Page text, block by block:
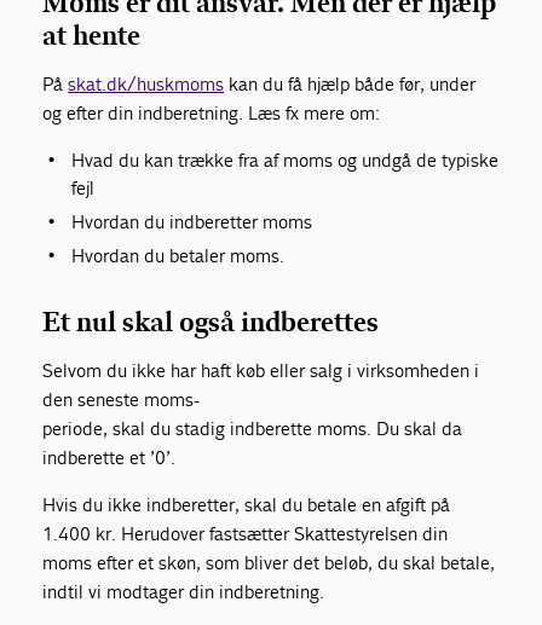
at hente
Påskat.dk/huskmoms kan du få hjælp både før, under
og efter din indberetning. Læs fx mere om:
Hvad du kan trække fra af moms og undgå de typiske
fejl
Hvordan du indberetter moms
Hvordan du betaler moms.
Et nul skal også indberettes
Selvom du ikke har haft køb eller salg i virksomheden i
den seneste moms-
periode, skal du stadig indberette moms. Du skal da
indberette et ’0’.
Hvis du ikke indberetter, skal du betale en afgift på
1.400 kr. Herudover fastsætter Skattestyrelsen din
moms efter et skøn, som bliver det beløb, du skal betale,
indtil vi modtager din indberetning.